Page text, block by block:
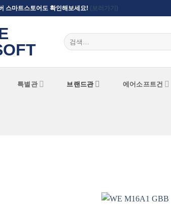
스마트스토어도 확인해보세요! (보러가기)
검색:
특별관 브랜드관 에어소프트건